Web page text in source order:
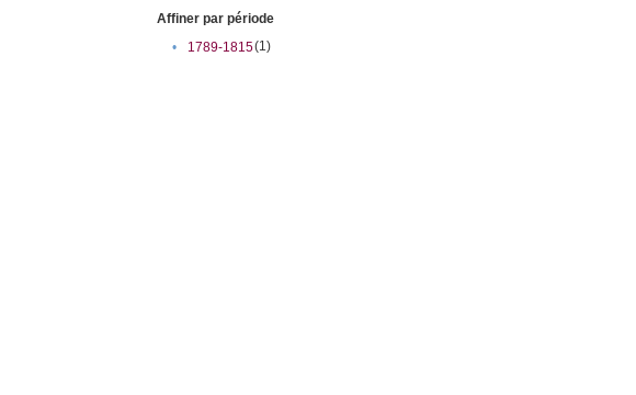
Affiner par période
•
1789-1815(1)